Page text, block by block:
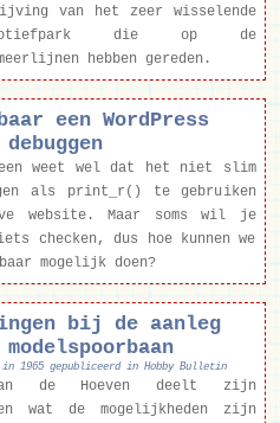
van het zeer wisselende
die op de
hebben gereden.
een WordPress
weet wel dat het niet slim
als print_r() te gebruiken
website. Maar soms wil je
checken, dus hoe kunnen we
mogelijk doen?
bij de aanleg
1965 gepubliceerd in Hobby Bulletin
de Hoeven deelt zijn
wat de mogelijkheden zijn